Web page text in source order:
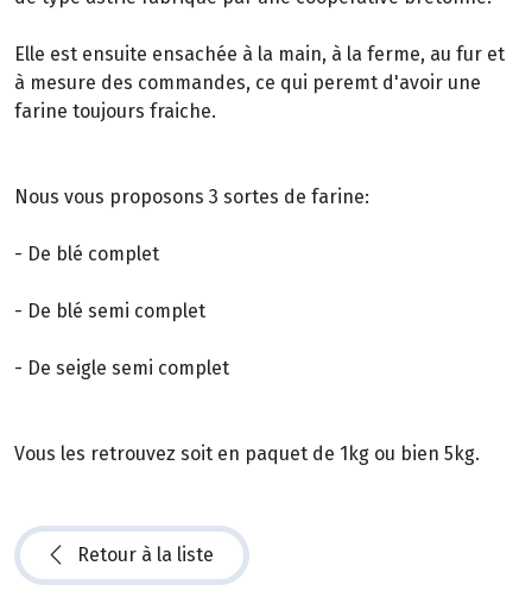
Elle est ensuite ensachée à la main, à la ferme, au fur et
à mesure des commandes, ce qui peremt d'avoir une
farine toujours fraiche.
Nous vous proposons 3 sortes de farine:
- De blé complet
- De blé semi complet
- De seigle semi complet
Vous les retrouvez soit en paquet de 1kg ou bien 5kg.
Retour à la liste